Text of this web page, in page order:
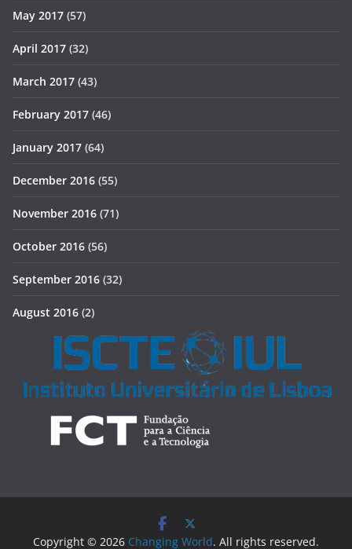
May 2017 (57)
April 2017 (32)
March 2017 (43)
February 2017 (46)
January 2017 (64)
December 2016 (55)
November 2016 (71)
October 2016 (56)
September 2016 (32)
August 2016 (2)
Copyright © 2026 Changing World. All rights reserved.